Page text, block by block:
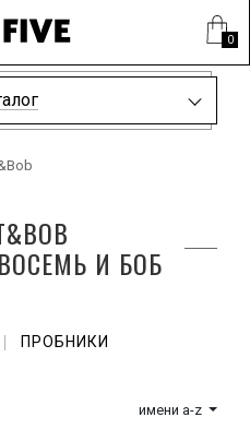
0
ВОСЕМЬ И БОБ
ПРОБНИКИ
имени a-z